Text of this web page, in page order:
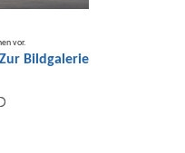
vor.
Zur Bildgalerie